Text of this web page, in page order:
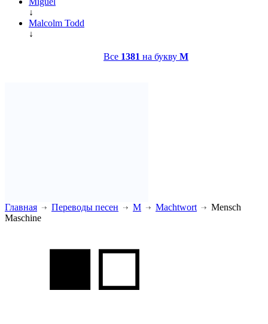
↓
Malcolm Todd
↓
Все 1381 на букву M
Главная Переводы песен M Machtwort
Mensch
Maschine